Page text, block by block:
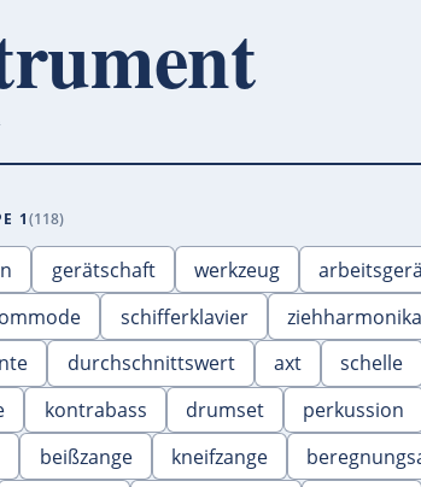
1 118
gerätschaft werkzeug
schifferklavier ziehharmonika
durchschnittswert axt schelle
kontrabass drumset perkussion
beißzange kneifzange